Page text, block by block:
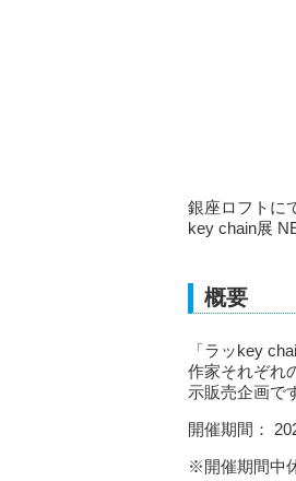
銀座ロフトに
key chain展
概要
「ラッkey
作家それぞれ
示販売企画で
開催期間：
※開催期間中